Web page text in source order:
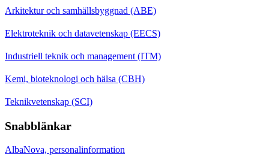
Arkitektur och samhällsbyggnad (ABE)
Elektroteknik och datavetenskap (EECS)
Industriell teknik och management (ITM)
Kemi, bioteknologi och hälsa (CBH)
Teknikvetenskap (SCI)
Snabblänkar
AlbaNova, personalinformation